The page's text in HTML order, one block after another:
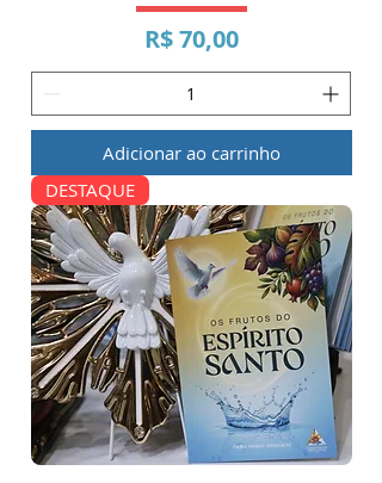
Preço
R$ 70,00
Adicionar ao carrinho
DESTAQUE